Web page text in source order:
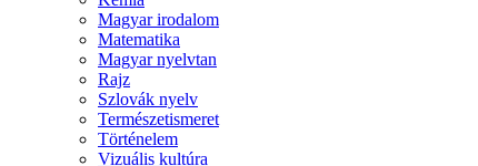
Magyar irodalom
Matematika
Magyar nyelvtan
Rajz
Szlovák nyelv
Természetismeret
Történelem
Vizuális kultúra